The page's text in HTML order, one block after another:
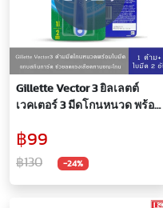
Gillette Vector 3 ยิลเลตต์
เวคเตอร์ 3 มีดโกนหนวด พร้อม
มีด พร้อมใบมีด โกนขน โกน
หนวด
฿99
฿130 -24%